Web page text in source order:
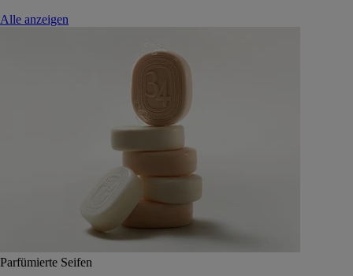
Alle anzeigen
Parfümierte Seifen